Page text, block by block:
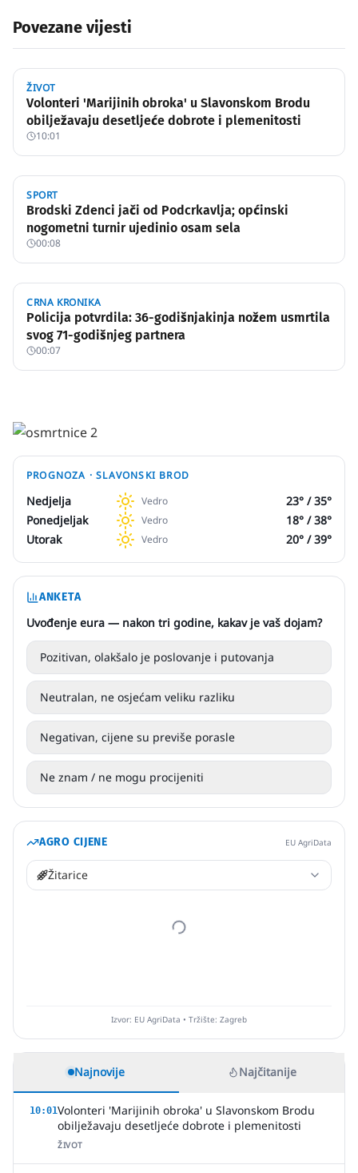
Povezane vijesti
ŽIVOT
Volonteri 'Marijinih obroka' u Slavonskom Brodu
obilježavaju desetljeće dobrote i plemenitosti
10:01
SPORT
Brodski Zdenci jači od Podcrkavlja; općinski
nogometni turnir ujedinio osam sela
00:08
CRNA KRONIKA
Policija potvrdila: 36-godišnjakinja nožem usmrtila
svog 71-godišnjeg partnera
00:07
PROGNOZA ·SLAVONSKI BROD
Nedjelja Vedro 23° /35°
Ponedjeljak
Vedro 18° /38°
Utorak
Vedro 20° /39°
ANKETA
Uvođenje eura — nakon tri godine, kakav je vaš dojam?
Pozitivan, olakšalo je poslovanje i putovanja
Neutralan, ne osjećam veliku razliku
Negativan, cijene su previše porasle
Ne znam / ne mogu procijeniti
AGRO CIJENE EU AgriData
Žitarice
Izvor: EU AgriData • Tržište: Zagreb
Najnovije Najčitanije
10:01Volonteri 'Marijinih obroka' u Slavonskom Brodu
obilježavaju desetljeće dobrote i plemenitosti
ŽIVOT